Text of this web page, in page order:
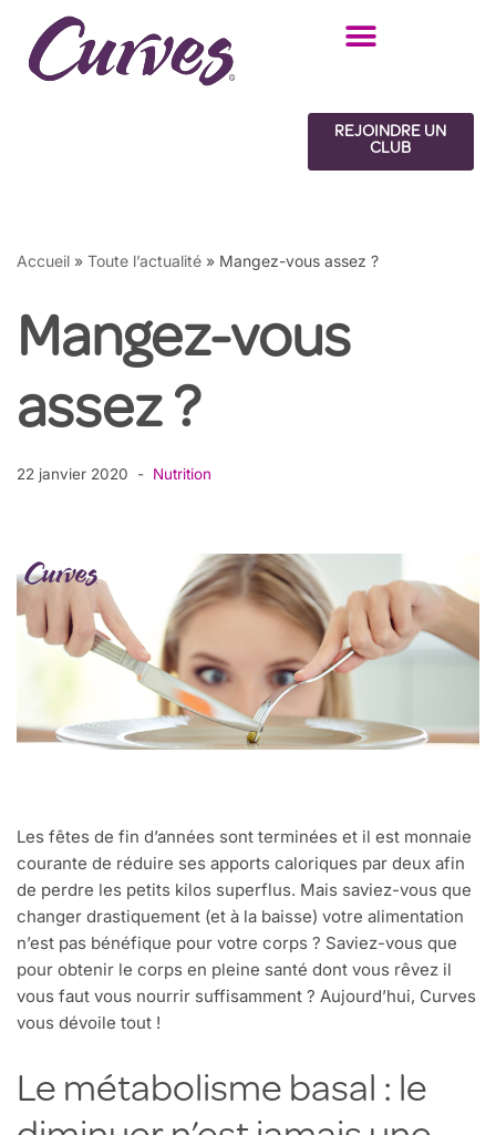
Aller
REJOINDRE UN
CLUB
Accueil » Toute l’actualité » Mangez-vous assez ?
Mangez-vous
assez ?
22 janvier 2020 Nutrition
Les fêtes de fin d’années sont terminées et il est monnaie
courante de réduire ses apports caloriques par deux afin
de perdre les petits kilos superflus. Mais saviez-vous que
changer drastiquement (et à la baisse) votre alimentation
n’est pas bénéfique pour votre corps ? Saviez-vous que
pour obtenir le corps en pleine santé dont vous rêvez il
vous faut vous nourrir suffisamment ? Aujourd’hui, Curves
vous dévoile tout !
Le métabolisme basal : le